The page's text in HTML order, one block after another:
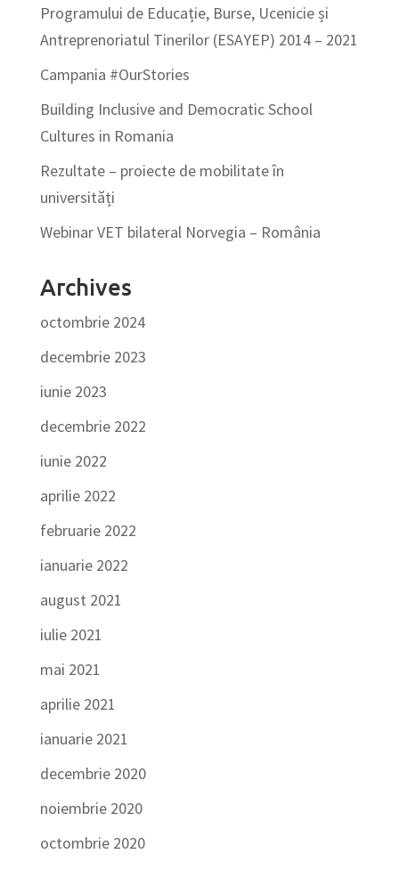
Programului de Educație, Burse, Ucenicie și
Antreprenoriatul Tinerilor (ESAYEP) 2014 – 2021
Campania #OurStories
Building Inclusive and Democratic School
Cultures in Romania
Rezultate – proiecte de mobilitate în
universități
Webinar VET bilateral Norvegia – România
Archives
octombrie 2024
decembrie 2023
iunie 2023
decembrie 2022
iunie 2022
aprilie 2022
februarie 2022
ianuarie 2022
august 2021
iulie 2021
mai 2021
aprilie 2021
ianuarie 2021
decembrie 2020
noiembrie 2020
octombrie 2020